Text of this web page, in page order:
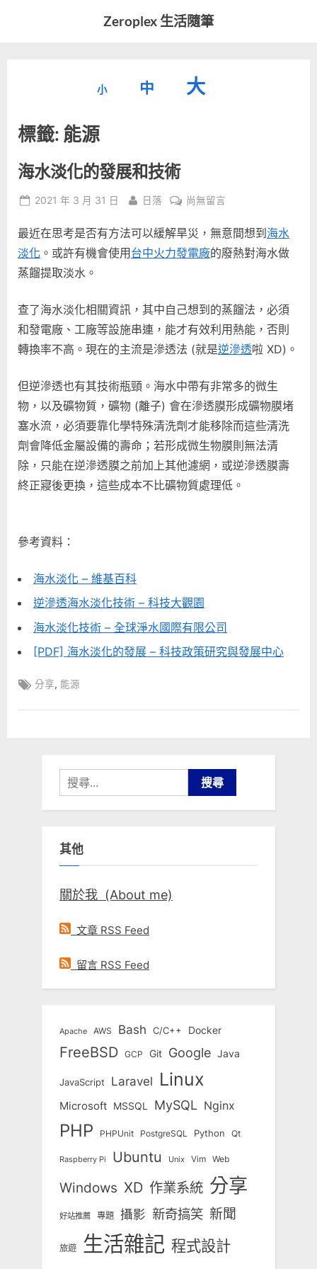
Zeroplex 生活隨筆
發
事
小
小。
中
重
型
大
小。
大
小。
標籤: 能源
海水淡化的發展和技術
Posted
2021 年 3 月 31 日 By
日落
在
水
淡
展
和
技
中
尚無留言
最近在思考是否有方法可以緩解旱災，無意間想到 海水
淡化 。或許有機會使用 台中火力發電廠的廢熱對海水做
蒸餾提取淡水。
查了海水淡化相關資訊，其中自己想到的蒸餾法，必須
和發電廠、工廠等設施串連，能才有效利用熱能，否則
轉換率不高。現在的主流是滲透法 (就是逆滲透啦 XD)。
但逆滲透也有其技術瓶頸。海水中帶有非常多的微生
物，以及礦物質，礦物 (離子) 會在滲透膜形成礦物膜堵
塞水流，必須要靠化學特殊清洗劑才能移除而這些清洗
劑會降低金屬設備的壽命；若形成微生物膜則無法清
除，只能在逆滲透膜之前加上其他濾網，或逆滲透膜壽
終正寢後更換，這些成本不比礦物質處理低。
參考資料：
海水淡化 – 維基百科
逆滲透海水淡化技術 – 科技大觀園
海水淡化技術 – 全球淨水國際有限公司
[PDF] 海水淡化的發展 – 科技政策研究與發展中心
Tags:
分享, 能源
搜
尋
關
字:
其他
關於我 (About me)
文章 RSS Feed
留言 RSS Feed
Apache AWS Bash C/C++ Docker
FreeBSD GCP Git Google Java
JavaScript Laravel Linux
Microsoft MSSQL MySQL Nginx
PHP PHPUnit PostgreSQL Python Qt
Raspberry Pi Ubuntu Unix Vim Web
Windows XD 作業系統 分享
好站推薦 專題 攝影 新奇搞笑 新聞
旅遊 生活雜記 程式設計